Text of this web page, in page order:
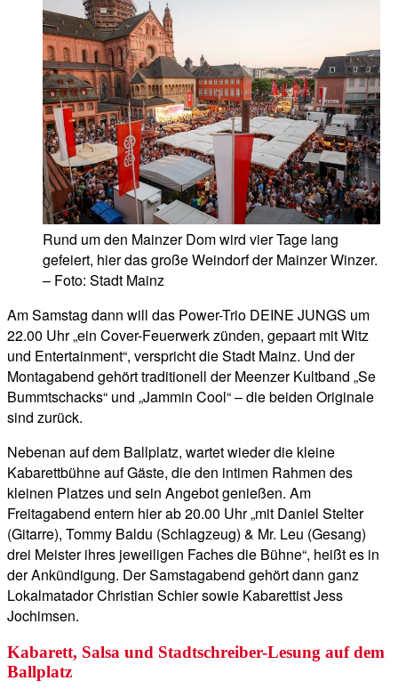
Rund um den Mainzer Dom wird vier Tage lang
gefeiert, hier das große Weindorf der Mainzer Winzer.
– Foto: Stadt Mainz
Am Samstag dann will das Power-Trio DEINE JUNGS um
22.00 Uhr „ein Cover-Feuerwerk zünden, gepaart mit Witz
und Entertainment“, verspricht die Stadt Mainz. Und der
Montagabend gehört traditionell der Meenzer Kultband „Se
Bummtschacks“ und „Jammin Cool“ – die beiden Originale
sind zurück.
Nebenan auf dem Ballplatz, wartet wieder die kleine
Kabarettbühne auf Gäste, die den intimen Rahmen des
kleinen Platzes und sein Angebot genießen. Am
Freitagabend entern hier ab 20.00 Uhr „mit Daniel Stelter
(Gitarre), Tommy Baldu (Schlagzeug) & Mr. Leu (Gesang)
drei Meister ihres jeweiligen Faches die Bühne“, heißt es in
der Ankündigung. Der Samstagabend gehört dann ganz
Lokalmatador Christian Schier sowie Kabarettist Jess
Jochimsen.
Kabarett, Salsa und Stadtschreiber-Lesung auf dem
Ballplatz